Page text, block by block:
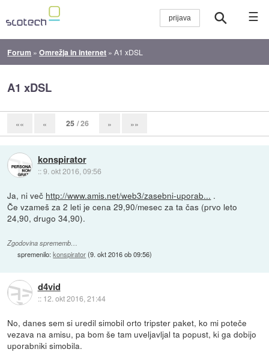
☰
Forum »Omrežja in internet »A1 xDSL
A1 xDSL
«« « 25 / 26 » »»
konspirator
::9. okt 2016, 09:56
Ja, ni več http://www.amis.net/web3/zasebni-uporab... .
Če vzameš za 2 leti je cena 29,90/mesec za ta čas (prvo leto
24,90, drugo 34,90).
Zgodovina sprememb…
spremenilo:konspirator(9. okt 2016 ob 09:56)
d4vid
:: 12. okt 2016, 21:44
No, danes sem si uredil simobil orto tripster paket, ko mi poteče
vezava na amisu, pa bom še tam uveljavljal ta popust, ki ga dobijo
uporabniki simobila.